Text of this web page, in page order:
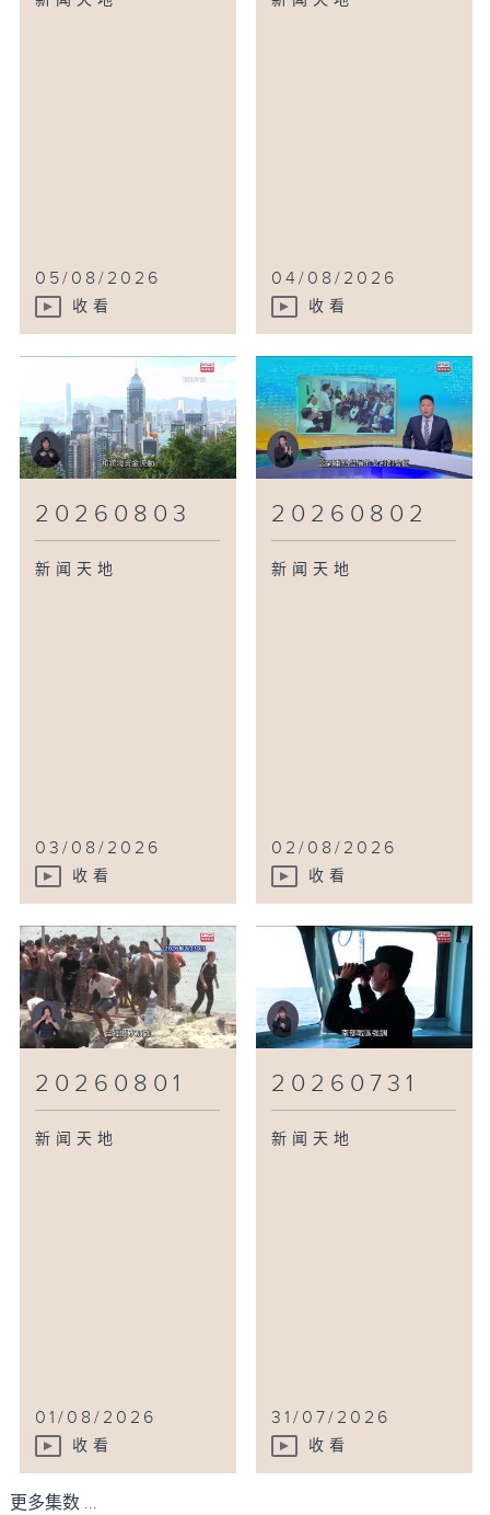
05/08/2026
收看
04/08/2026
收看
20260803
新闻天地
03/08/2026
收看
20260802
新闻天地
02/08/2026
收看
20260801
新闻天地
01/08/2026
收看
20260731
新闻天地
31/07/2026
收看
更多集数 ...